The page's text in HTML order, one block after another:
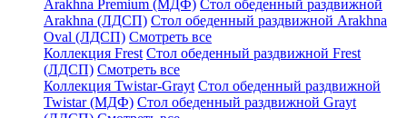
Arakhna Premium (МДФ) Стол обеденный раздвижной
Arakhna (ЛДСП) Стол обеденный раздвижной Arakhna
Oval (ЛДСП) Смотреть все
Коллекция Frest Стол обеденный раздвижной Frest
(ЛДСП) Смотреть все
Коллекция Twistar-Grayt Стол обеденный раздвижной
Twistar (МДФ) Стол обеденный раздвижной Grayt